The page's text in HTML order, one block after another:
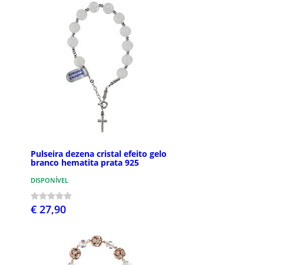
Pulseira dezena cristal efeito gelo
branco hematita prata 925
DISPONÍVEL
€ 27,90